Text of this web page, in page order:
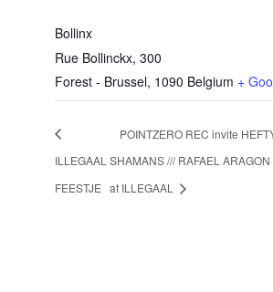
Bollinx
Rue Bollinckx, 300
Forest - Brussel, 1090 Belgium +
ILLEGAAL
FEESTJE
POINTZERO REC invite
SHAMANS /// RAFAEL ARAGON
at ILLEGAAL